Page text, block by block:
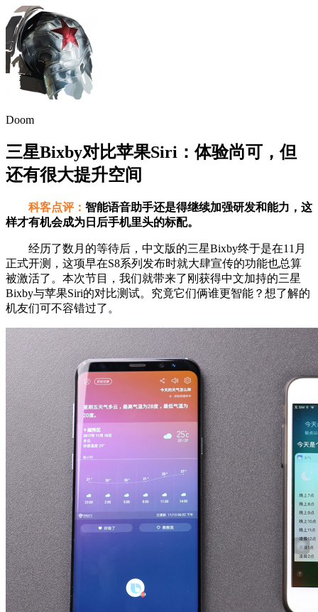
Doom
三星Bixby对比苹果Siri：体验尚可，但
还有很大提升空间
科客点评： 智能语音助手还是得继续加强研发和能力，这
样才有机会成为日后手机里头的标配。
经历了数月的等待后，中文版的三星Bixby终于是在11月
正式开测，这项早在S8系列发布时就大肆宣传的功能也总算
被激活了。本次节目，我们就带来了刚获得中文加持的三星
Bixby与苹果Siri的对比测试。究竟它们俩谁更智能？想了解的
机友们可不容错过了。